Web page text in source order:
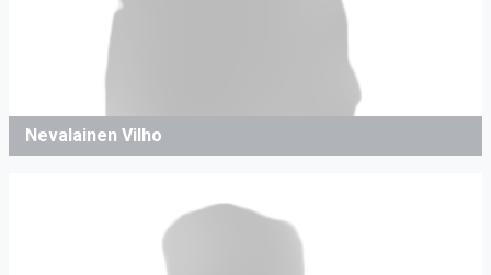
Nevalainen Vilho